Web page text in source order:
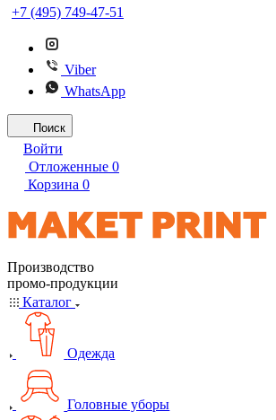
+7 (495) 749-47-51
Viber
WhatsApp
Поиск
Войти
Отложенные 0
Корзина 0
Производство
промо-продукции
Каталог
Одежда
Головные уборы